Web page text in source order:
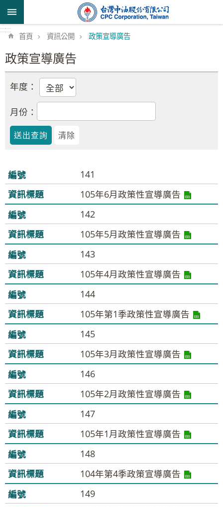
跳到主要內容區塊
::::::
首頁 資訊公開 政策宣導廣告
政策宣導廣告
年度：
月份：
141
105年6月政策性宣導廣告
142
105年5月政策性宣導廣告
143
105年4月政策性宣導廣告
144
105年第1季政策性宣導廣告
145
105年3月政策性宣導廣告
146
105年2月政策性宣導廣告
147
105年1月政策性宣導廣告
148
104年第4季政策宣導廣告
149